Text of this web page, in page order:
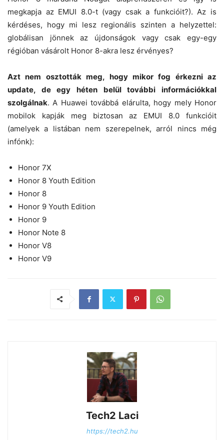
megkapja az EMUI 8.0-t (vagy csak a funkcióit?). Az is
kérdéses, hogy mi lesz regionális szinten a helyzettel:
globálisan jönnek az újdonságok vagy csak egy-egy
régióban vásárolt Honor 8-akra lesz érvényes?
Azt nem osztották meg, hogy mikor fog érkezni az
update, de egy héten belül további információkkal
szolgálnak. A Huawei továbbá elárulta, hogy mely Honor
mobilok kapják meg biztosan az EMUI 8.0 funkcióit
(amelyek a listában nem szerepelnek, arról nincs még
infónk):
Honor 7X
Honor 8 Youth Edition
Honor 8
Honor 9 Youth Edition
Honor 9
Honor Note 8
Honor V8
Honor V9
Tech2 Laci
https://tech2.hu